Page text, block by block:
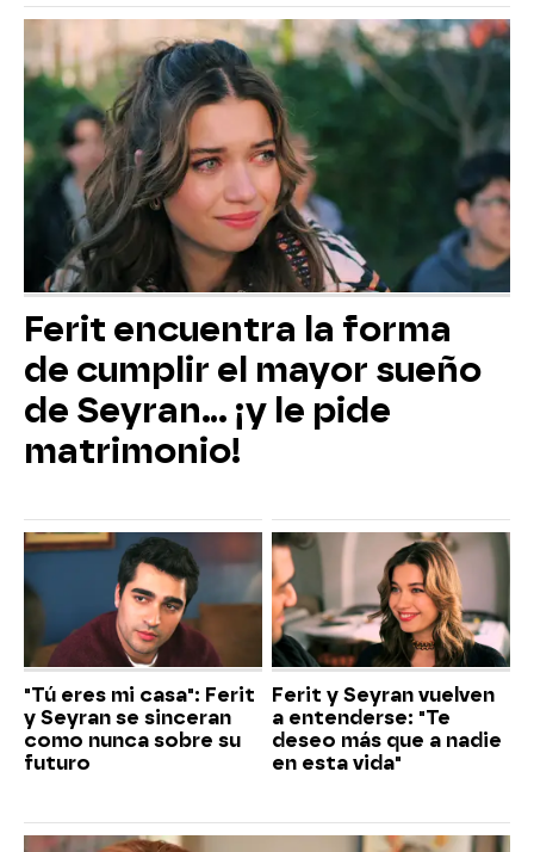
Ferit encuentra la forma
de cumplir el mayor sueño
de Seyran... ¡y le pide
matrimonio!
"Tú eres mi casa": Ferit
y Seyran se sinceran
como nunca sobre su
futuro
Ferit y Seyran vuelven
a entenderse: "Te
deseo más que a nadie
en esta vida"